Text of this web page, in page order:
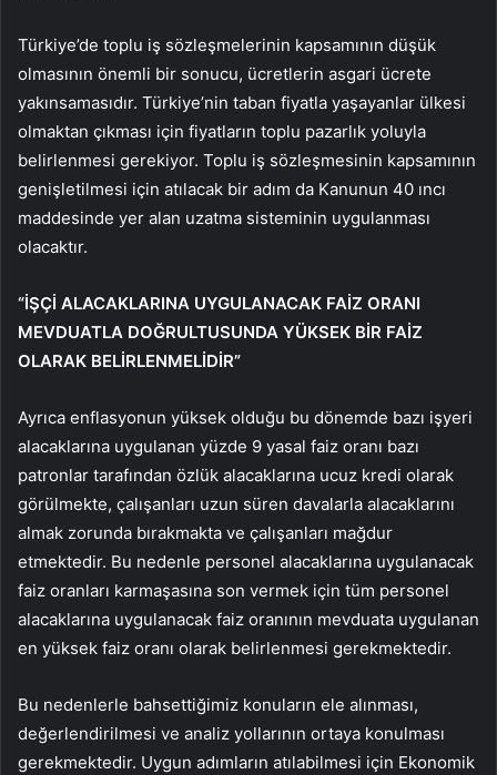
Türkiye’de toplu iş sözleşmelerinin kapsamının düşük
olmasının önemli bir sonucu, ücretlerin asgari ücrete
yakınsamasıdır. Türkiye’nin taban fiyatla yaşayanlar ülkesi
olmaktan çıkması için fiyatların toplu pazarlık yoluyla
belirlenmesi gerekiyor. Toplu iş sözleşmesinin kapsamının
genişletilmesi için atılacak bir adım da Kanunun 40 ıncı
maddesinde yer alan uzatma sisteminin uygulanması
olacaktır.
“İŞÇİ ALACAKLARINA UYGULANACAK FAİZ ORANI
MEVDUATLA DOĞRULTUSUNDA YÜKSEK BİR FAİZ
OLARAK BELİRLENMELİDİR”
Ayrıca enflasyonun yüksek olduğu bu dönemde bazı işyeri
alacaklarına uygulanan yüzde 9 yasal faiz oranı bazı
patronlar tarafından özlük alacaklarına ucuz kredi olarak
görülmekte, çalışanları uzun süren davalarla alacaklarını
almak zorunda bırakmakta ve çalışanları mağdur
etmektedir. Bu nedenle personel alacaklarına uygulanacak
faiz oranları karmaşasına son vermek için tüm personel
alacaklarına uygulanacak faiz oranının mevduata uygulanan
en yüksek faiz oranı olarak belirlenmesi gerekmektedir.
Bu nedenlerle bahsettiğimiz konuların ele alınması,
değerlendirilmesi ve analiz yollarının ortaya konulması
gerekmektedir. Uygun adımların atılabilmesi için Ekonomik